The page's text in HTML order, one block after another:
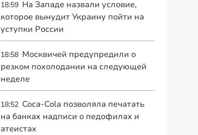
18:59 На Западе назвали условие,
которое вынудит Украину пойти на
уступки России
18:58 Москвичей предупредили о
резком похолодании на следующей
неделе
18:52 Coca-Cola позволяла печатать
на банках надписи о педофилах и
атеистах